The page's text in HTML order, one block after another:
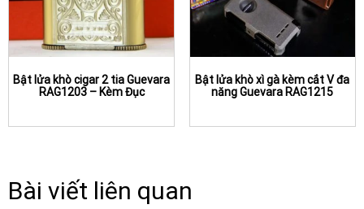
Bật lửa khò cigar 2 tia Guevara
RAG1203 – Kèm Đục
Bật lửa khò xì gà kèm cắt V đa
năng Guevara RAG1215
Bài viết liên quan